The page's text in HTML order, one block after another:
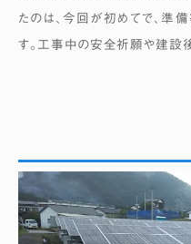
たのは、今回が初めてで、準
す。工事中の安全祈願や建設